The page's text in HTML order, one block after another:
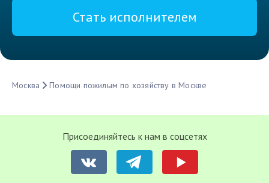
Стать исполнителем
Москва Помощи пожилым по хозяйству в Москве
Присоединяйтесь к нам в соцсетях